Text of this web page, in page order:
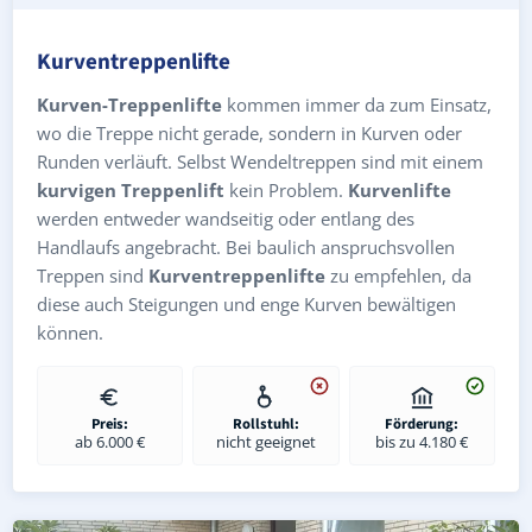
Kurventreppenlifte
Kurven-Treppenlifte kommen immer da zum Einsatz,
wo die Treppe nicht gerade, sondern in Kurven oder
Runden verläuft. Selbst Wendeltreppen sind mit einem
kurvigen Treppenlift kein Problem. Kurvenlifte
werden entweder wandseitig oder entlang des
Handlaufs angebracht. Bei baulich anspruchsvollen
Treppen sind Kurventreppenlifte zu empfehlen, da
diese auch Steigungen und enge Kurven bewältigen
können.
Preis:
ab 6.000 €
Rollstuhl:
nicht geeignet
Förderung:
bis zu 4.180 €